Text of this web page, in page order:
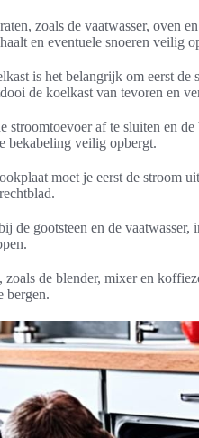
zoals de vaatwasser, oven
en eventuele snoeren veilig
is het belangrijk om eerst de
de koelkast van tevoren en
stroomtoevoer af te sluiten en
bekabeling veilig opbergt.
moet je eerst de stroom
de gootsteen en de
de blender, mixer en
bergen.